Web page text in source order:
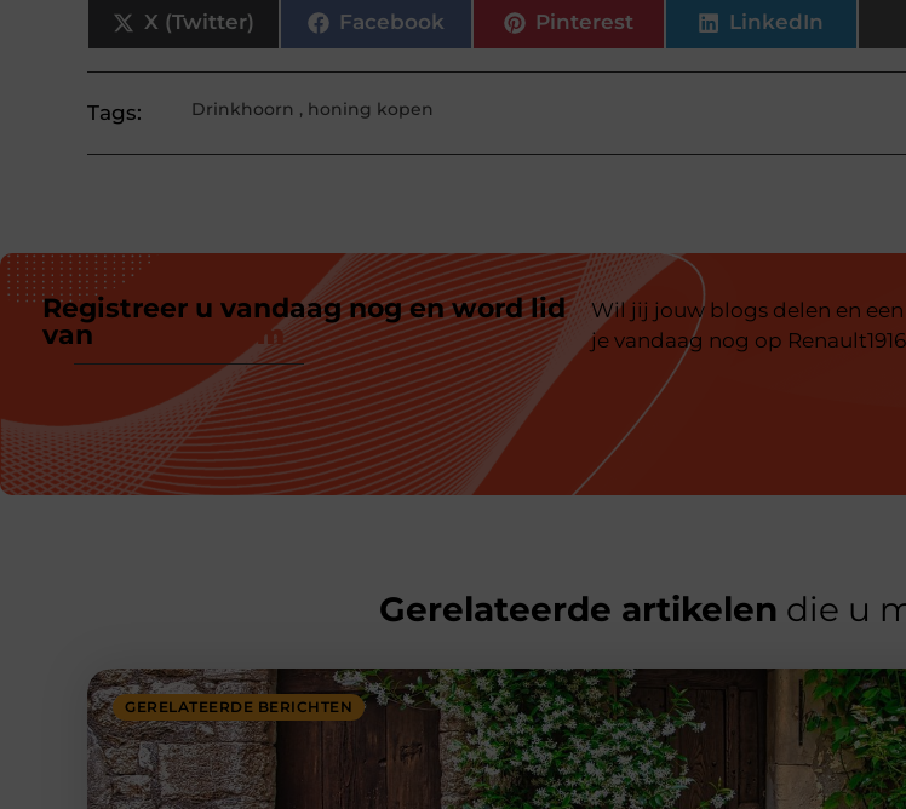
X (Twitter) Facebook Pinterest LinkedIn
Tags: Drinkhoorn , honing kopen
Registreer u vandaag nog en word lid
van
ons platform
Wil jij jouw blogs delen en
je vandaag nog op
Gerelateerde artikelen die u
GERELATEERDE BERICHTEN